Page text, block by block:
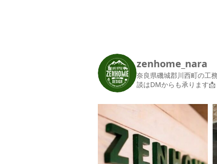
zenhome_nara
奈良県磯城郡川西町の工
談はDMからも承ります📩